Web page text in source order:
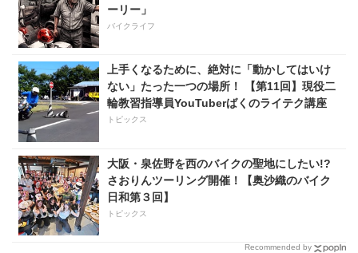
ーリー」
バイクライフ
上手くなるために、絶対に「動かしてはいけ
ない」たった一つの場所！ 【第11回】現役二
輪教習指導員YouTuberばくのライテク講座
トピックス
大阪・泉佐野を西のバイクの聖地にしたい!?
さおりんツーリング開催！【奥沙織のバイク
日和第３回】
トピックス
Recommended by